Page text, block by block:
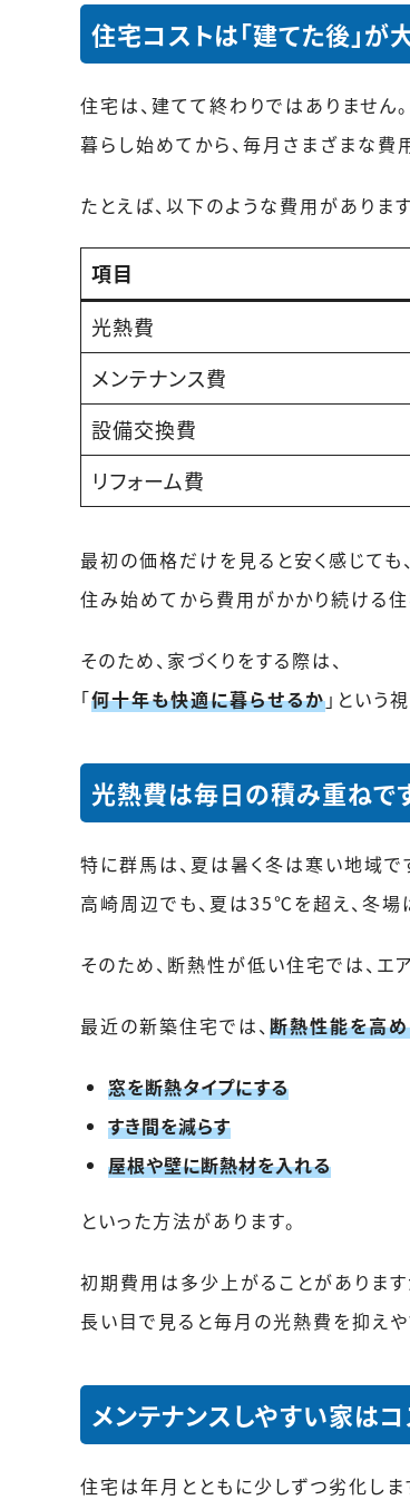
住宅コストは「建てた後」が
住宅は、建てて終わりではありません。
暮らし始めてから、毎月さまざまな費
たとえば、以下のような費用があります
項目
光熱費
メンテナンス費
設備交換費
リフォーム費
最初の価格だけを見ると安く感じても、
住み始めてから費用がかかり続ける住
そのため、家づくりをする際は、
「何十年も快適に暮らせるか」という
光熱費は毎日の積み重ねで
特に群馬は、夏は暑く冬は寒い地域で
高崎周辺でも、夏は35℃を超え、冬場
そのため、断熱性が低い住宅では、エ
最近の新築住宅では、 断熱性能を高め
窓を断熱タイプにする
すき間を減らす
屋根や壁に断熱材を入れる
といった方法があります。
初期費用は多少上がることがあります
長い目で見ると毎月の光熱費を抑えや
メンテナンスしやすい家は
住宅は年月とともに少しずつ劣化しま